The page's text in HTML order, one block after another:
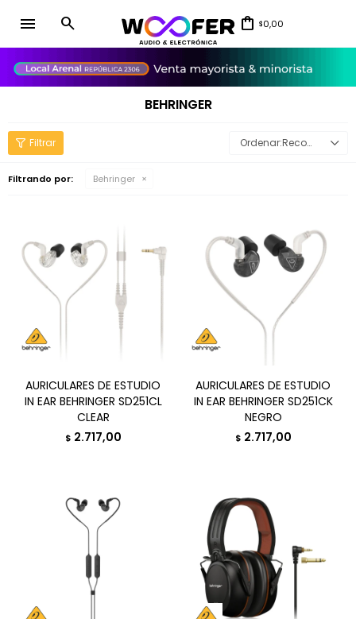
menu $0,00
BEHRINGER
Recomendados
Filtrando por: Behringer
AURICULARES DE ESTUDIO
IN EAR BEHRINGER SD251CL
CLEAR
$ 2.717,00
AURICULARES DE ESTUDIO
IN EAR BEHRINGER SD251CK
NEGRO
$ 2.717,00
close